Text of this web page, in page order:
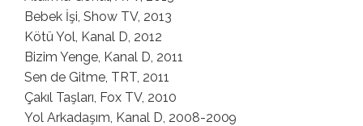
Bebek İşi, Show TV, 2013
Kötü Yol, Kanal D, 2012
Bizim Yenge, Kanal D, 2011
Sen de Gitme, TRT, 2011
Çakıl Taşları, Fox TV, 2010
Yol Arkadaşım, Kanal D, 2008-2009